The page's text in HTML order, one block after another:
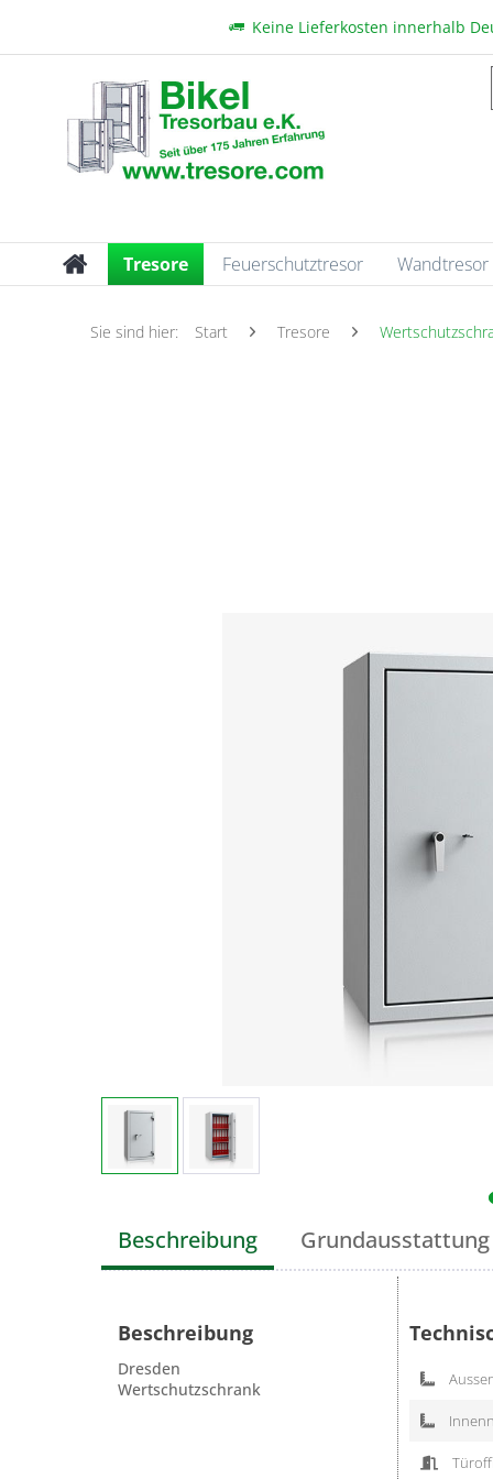
Keine Lieferkosten innerhalb
Tresore Feuerschutztresor Wandtresor
Sie sind hier: Start Tresore
Beschreibung Grundausstattung
Beschreibung
Dresden
Wertschutzschrank